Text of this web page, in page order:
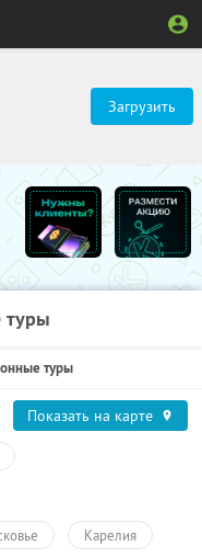
Загрузить
туры
туры
Показать на карте
Карелия